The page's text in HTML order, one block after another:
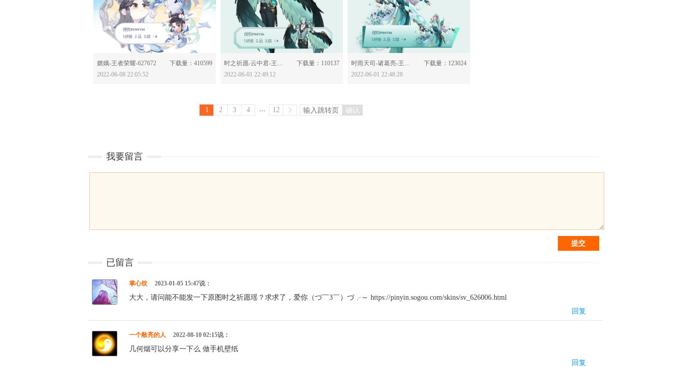
分享：
嫦娥-王者荣耀-627672
下载量：410599
2022-06-08 22:05:52
分享：
时之祈愿-云中君-王者荣耀-627507
下载量：110137
2022-06-01 22:49:12
分享：
时雨天司-诸葛亮-王者荣耀-627505
下载量：123024
2022-06-01 22:48:28
1 2 3 4 ... 12 确认
我要留言
提交
已留言
掌心纹 2023-01-05 15:47说：
大大，请问能不能发一下原图时之祈愿瑶？求求了，爱你（づ￣3￣）づ╭～ https://pinyin.sogou.com/skins/sv_626006.html
回复
一个敞亮的人 2022-08-10 02:15说：
几何烟可以分享一下么 做手机壁纸
回复